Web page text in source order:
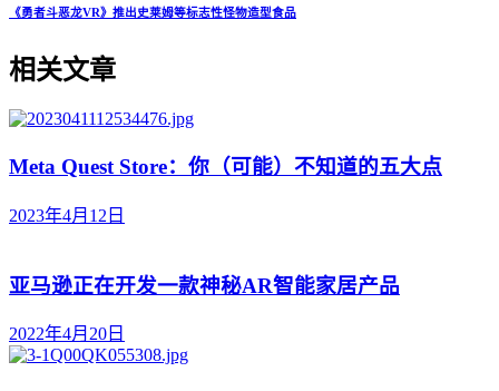
《勇者斗恶龙VR》推出史莱姆等标志性怪物造型食品
相关文章
Meta Quest Store：你（可能）不知道的五大点
2023年4月12日
亚马逊正在开发一款神秘AR智能家居产品
2022年4月20日